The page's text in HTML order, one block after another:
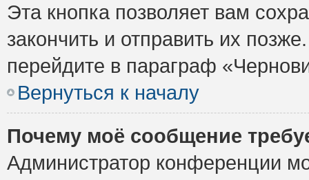
Эта кнопка позволяет вам
закончить и отправить их
перейдите в параграф
Вернуться к началу
Почему моё сообщение
Администратор конференции